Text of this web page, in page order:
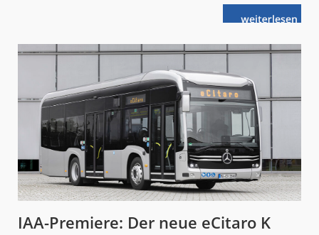
weiterlese
nOberfranken:
Dieselbetrieb
im
SPNV
IAA-Premiere: Der neue eCitaro K